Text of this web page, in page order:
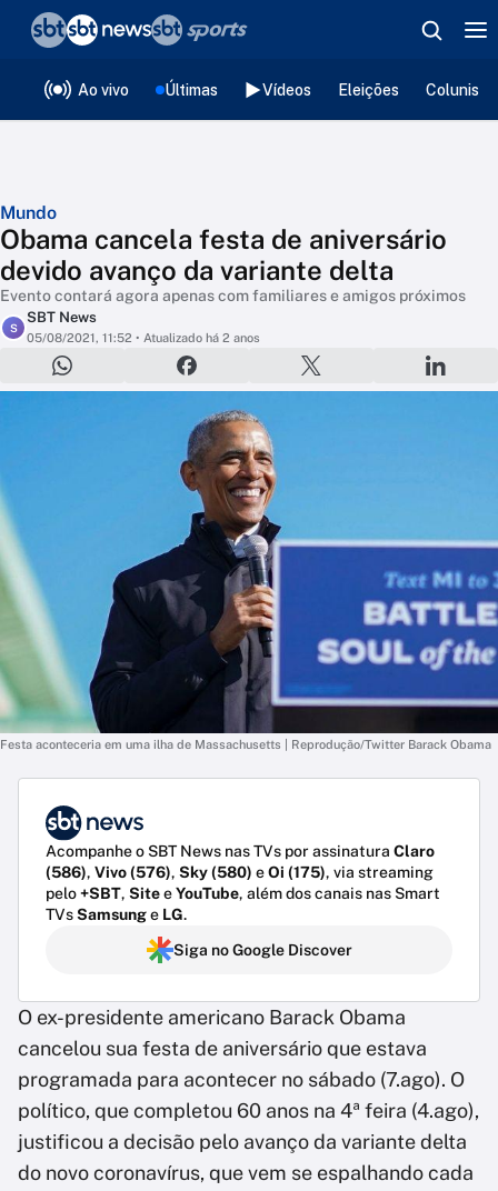
Ao vivo Últimas Vídeos Eleições
Mundo
Obama cancela festa de aniversário
devido avanço da variante delta
Evento contará agora apenas com familiares e amigos próximos
S
SBT News
05/08/2021, 11:52 • Atualizado há 2 anos
Festa aconteceria em uma ilha de Massachusetts | Reprodução/Twitter Barack Obama
Acompanhe o SBT News nas TVs por assinatura Claro
(586), Vivo (576), Sky (580) eOi (175), via streaming
pelo+SBT, SiteeYouTube, além dos canais nas Smart
TVsSamsunge LG.
Siga no Google Discover
O ex-presidente americano Barack Obama
cancelou sua festa de aniversário que estava
programada para acontecer no sábado (7.ago). O
político, que completou 60 anos na 4ª feira (4.ago),
justificou a decisão pelo avanço da variante delta
do novo coronavírus, que vem se espalhando cada
❮voltar
Editorias